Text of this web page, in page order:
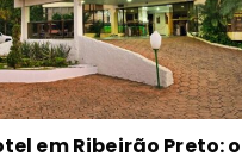
em Ribeirão Preto: